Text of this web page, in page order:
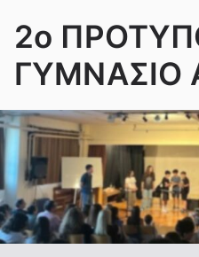
content
2ο
ΓΥΜΝΑΣΙΟ